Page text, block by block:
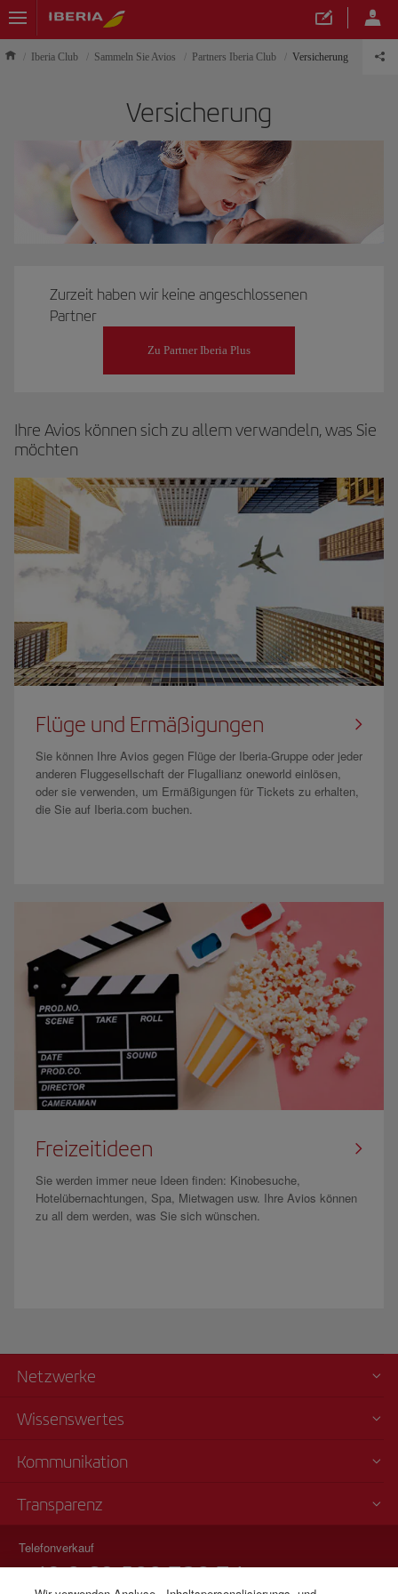
Iberia Club Sammeln Sie Avios Partners Iberia Club Versicherung
Versicherung
Zurzeit haben wir keine angeschlossenen
Partner
Zu Partner Iberia Plus
Ihre Avios können sich zu allem verwandeln, was Sie
möchten
Flüge und Ermäßigungen
Sie können Ihre Avios gegen Flüge der Iberia-Gruppe oder jeder
anderen Fluggesellschaft der Flugallianz oneworld einlösen,
oder sie verwenden, um Ermäßigungen für Tickets zu erhalten,
die Sie auf Iberia.com buchen.
Freizeitideen
Sie werden immer neue Ideen finden: Kinobesuche,
Hotelübernachtungen, Spa, Mietwagen usw. Ihre Avios können
zu all dem werden, was Sie sich wünschen.
Netzwerke
Wissenswertes
Kommunikation
Transparenz
Telefonverkauf
+49 0 69 500 738 74